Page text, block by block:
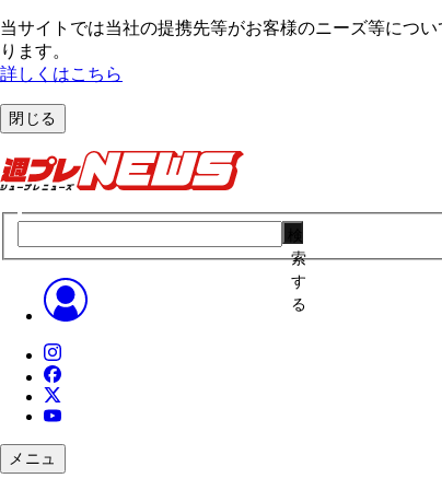
当サイトでは当社の提携先等がお客様のニーズ等につ
ります。
詳しくはこちら
閉じる
索
す
る
メニュ